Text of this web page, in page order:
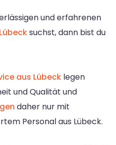
und erfahrenen
suchst, dann bist du
aus Lübeck legen
und Qualität und
daher nur mit
Personal aus Lübeck.